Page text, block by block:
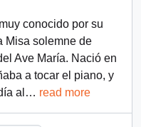
conocido por su
Misa solemne de
Ave María. Nació en
a tocar el piano, y
al … read more